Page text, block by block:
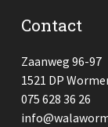
Contact
Zaanweg 96-97
1521 DP
075 628 36 26